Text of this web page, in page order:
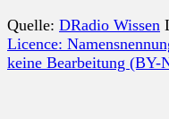
Quelle: DRadio Wissen
Licence:
keine Bearbeitung (BY-